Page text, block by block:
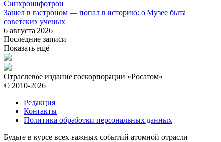
Синхроинфотрон
Зашел в гастроном — попал в историю: о Музее быта
советских ученых
6 августа 2026
Последние записи
Показать ещё
Отраслевое издание госкорпорации «Росатом»
© 2010-2026
Редакция
Контакты
Политика обработки персональных данных
Будьте в курсе всех важных событий атомной отрасли